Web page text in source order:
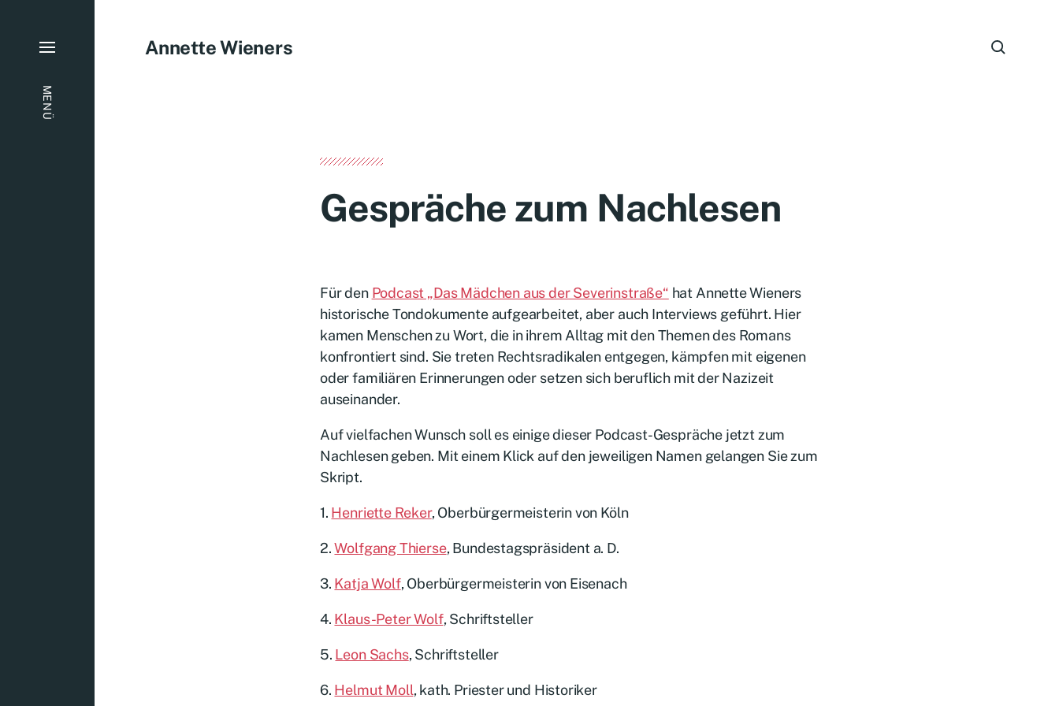
MENÜ
Annette Wieners
Gespräche zum Nachlesen
Für den Podcast „Das Mädchen aus der Severinstraße“ hat Annette Wieners
historische Tondokumente aufgearbeitet, aber auch Interviews geführt. Hier
kamen Menschen zu Wort, die in ihrem Alltag mit den Themen des Romans
konfrontiert sind. Sie treten Rechtsradikalen entgegen, kämpfen mit eigenen
oder familiären Erinnerungen oder setzen sich beruflich mit der Nazizeit
auseinander.
Auf vielfachen Wunsch soll es einige dieser Podcast-Gespräche jetzt zum
Nachlesen geben. Mit einem Klick auf den jeweiligen Namen gelangen Sie zum
Skript.
1. Henriette Reker, Oberbürgermeisterin von Köln
2.Wolfgang Thierse, Bundestagspräsident a. D.
3. Katja Wolf, Oberbürgermeisterin von Eisenach
4. Klaus-Peter Wolf, Schriftsteller
5. Leon Sachs, Schriftsteller
6. Helmut Moll, kath. Priester und Historiker